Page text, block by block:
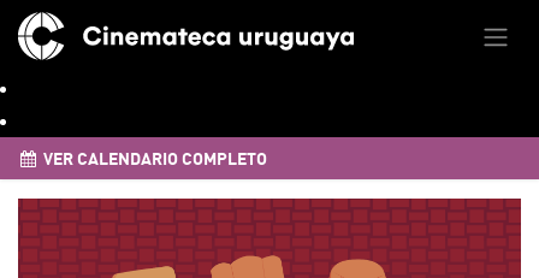
VER CALENDARIO COMPLETO